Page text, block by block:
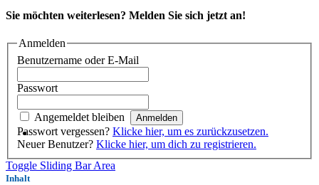
Sie möchten weiterlesen? Melden Sie sich jetzt an!
Anmelden
Benutzername oder E-Mail
Passwort
Angemeldet bleiben
Passwort vergessen? Klicke hier, um es zurückzusetzen.
Neuer Benutzer? Klicke hier, um dich zu registrieren.
Toggle Sliding Bar Area
Inhalt